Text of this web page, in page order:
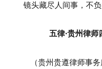
镜头藏尽人间事，不负
五律·贵州律师
（贵州贵遵律师事务